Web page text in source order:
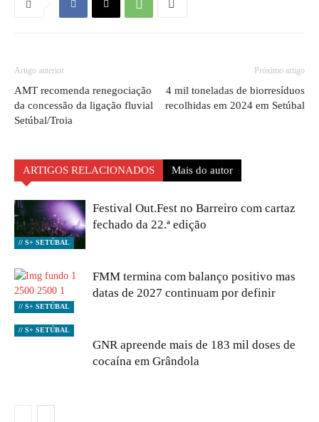
Artigo anterior
AMT recomenda renegociação
da concessão da ligação fluvial
Setúbal/Troia
Próximo artigo
4 mil toneladas de biorresíduos
recolhidas em 2024 em Setúbal
ARTIGOS RELACIONADOS Mais do autor
// S+ SETÚBAL
Festival Out.Fest no Barreiro com cartaz
fechado da 22.ª edição
// S+ SETÚBAL
FMM termina com balanço positivo mas
datas de 2027 continuam por definir
// S+ SETÚBAL
GNR apreende mais de 183 mil doses de
cocaína em Grândola